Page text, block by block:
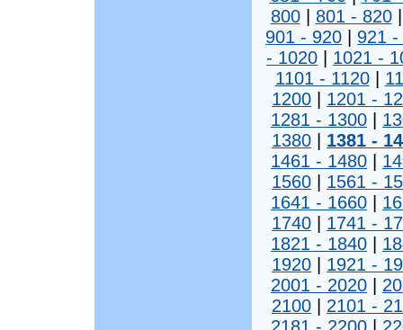
800| 801 - 820
901 - 920
921 -
- 1020
1021 -
1101 - 1120|
1200
1201 -
1281 - 1300
1380
1381 -
1461 - 1480
1560
1561 -
1641 - 1660
1740
1741 -
1821 - 1840
1920
1921 -
2001 - 2020
2100
2101 -